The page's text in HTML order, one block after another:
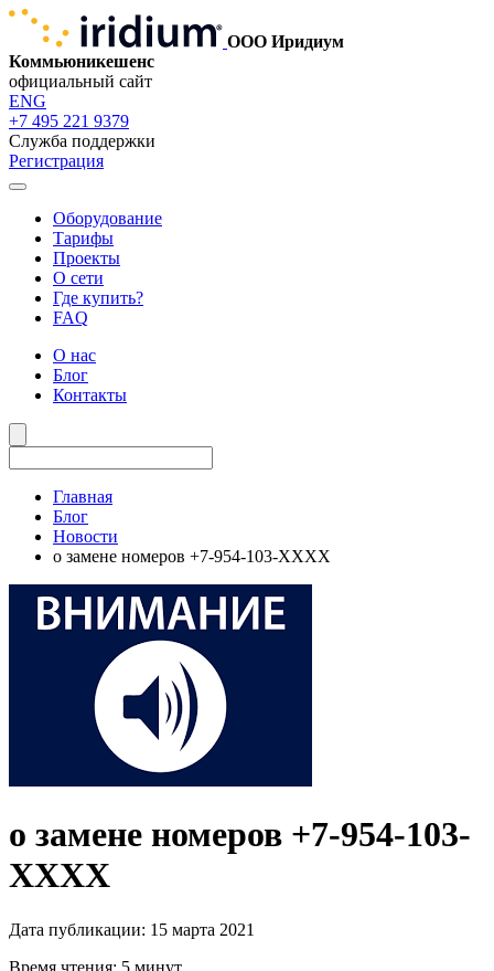
ООО Иридиум
Коммьюникешенс
официальный сайт
ENG
+7 495 221 9379
Служба поддержки
Регистрация
Оборудование
Тарифы
Проекты
О сети
Где купить?
FAQ
О нас
Блог
Контакты
Главная
Блог
Новости
о замене номеров +7-954-103-ХХХХ
о замене номеров +7-954-103-
ХХХХ
Дата публикации: 15 марта 2021
Время чтения: 5 минут